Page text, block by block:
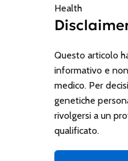
Health
Questo articolo
informativo e
medico. Per
genetiche
rivolgersi a un
qualificato.